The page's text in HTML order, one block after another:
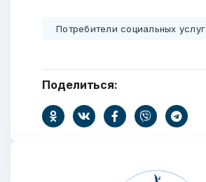
Потребители социальных услуг
Поделиться: